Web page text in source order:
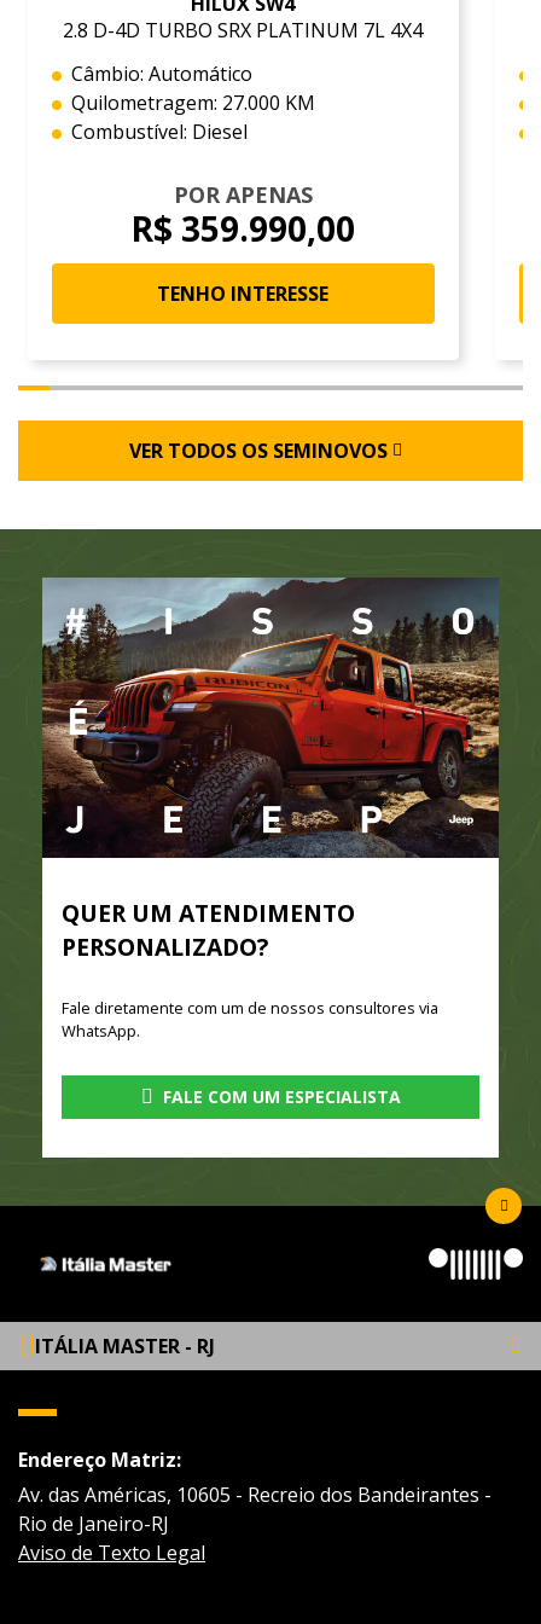
2.8 D-4D TURBO SRX PLATINUM 7L 4X4
Câmbio: Automático
Quilometragem: 27.000 KM
Combustível: Diesel
POR APENAS
R$ 359.990,00
TENHO INTERESSE
VER TODOS OS SEMINOVOS
QUER UM ATENDIMENTO
PERSONALIZADO?
Fale diretamente com um de nossos consultores via
WhatsApp.
FALE COM UM ESPECIALISTA
ITÁLIA MASTER - RJ
Endereço Matriz:
Av. das Américas, 10605 - Recreio dos Bandeirantes -
Rio de Janeiro-RJ
Aviso de Texto Legal